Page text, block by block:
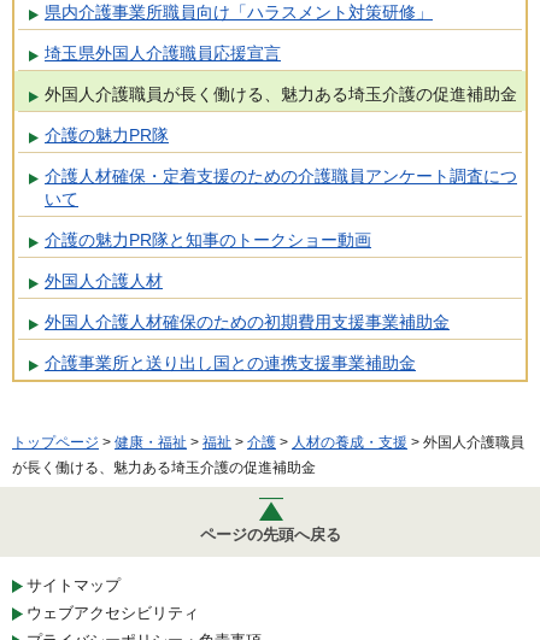
県内介護事業所職員向け「ハラスメント対策研修」
埼玉県外国人介護職員応援宣言
外国人介護職員が長く働ける、魅力ある埼玉介護の促進補助金
介護の魅力PR隊
介護人材確保・定着支援のための介護職員アンケート調査につ
いて
介護の魅力PR隊と知事のトークショー動画
外国人介護人材
外国人介護人材確保のための初期費用支援事業補助金
介護事業所と送り出し国との連携支援事業補助金
トップページ > 健康・福祉 > 福祉 > 介護 > 人材の養成・支援 > 外国人介護職員
が長く働ける、魅力ある埼玉介護の促進補助金
ページの先頭へ戻る
サイトマップ
ウェブアクセシビリティ